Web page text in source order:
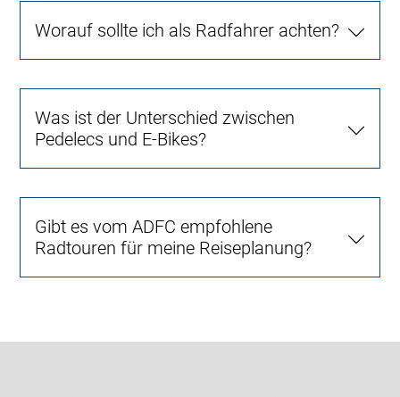
Worauf sollte ich als Radfahrer achten?
Was ist der Unterschied zwischen
Pedelecs und E-Bikes?
Gibt es vom ADFC empfohlene
Radtouren für meine Reiseplanung?